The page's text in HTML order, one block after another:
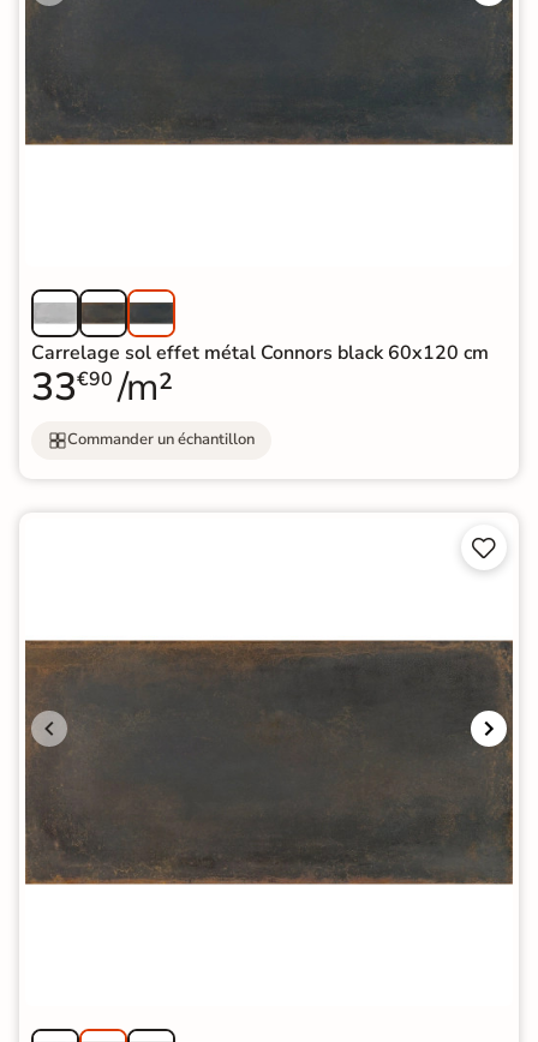
Carrelage sol effet métal Connors black 60x120 cm
33€90 /m²
Commander un échantillon

